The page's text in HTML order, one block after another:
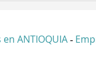
ANTIOQUIA -